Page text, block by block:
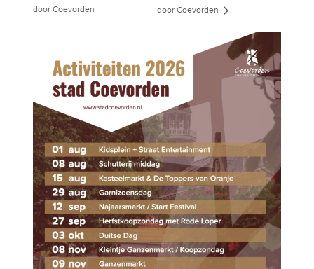
door Coevorden
door Coevorden